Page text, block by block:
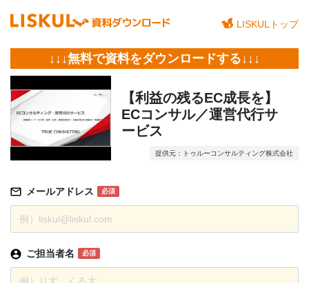
LISKULトップ
↓↓↓無料で資料をダウンロードする↓↓↓
【利益の残るEC成長を】
ECコンサル／運営代行サ
ービス
提供元：トゥルーコンサルティング株式会社
メールアドレス 必須
ご担当者名 必須